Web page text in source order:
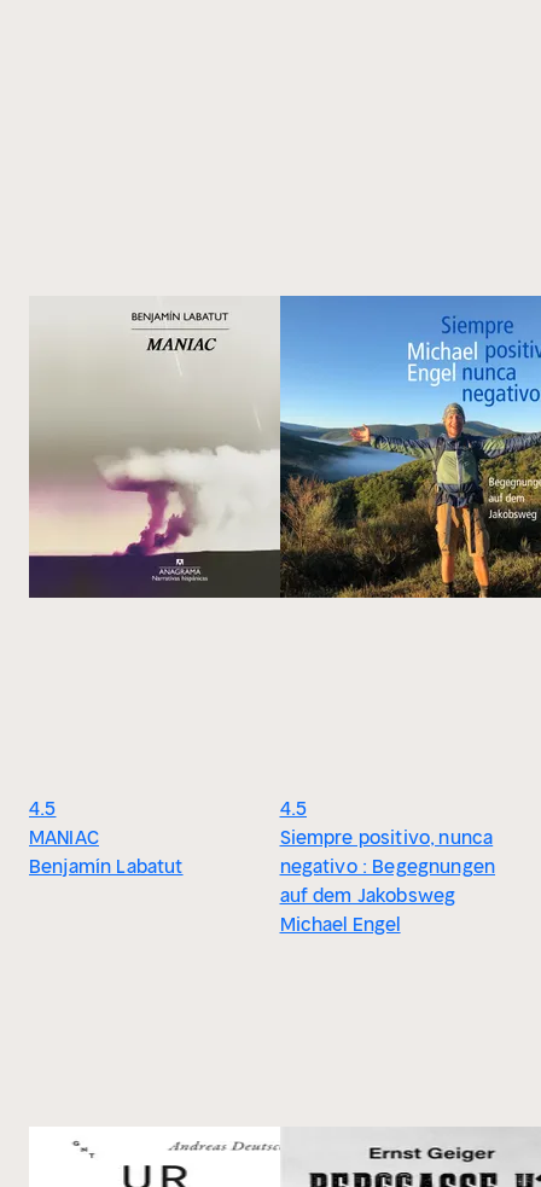
4.5
MANIAC
Benjamín Labatut
4.5
Siempre positivo, nunca
negativo : Begegnungen
auf dem Jakobsweg
Michael Engel